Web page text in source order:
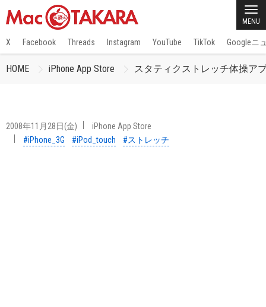
MENU
X Facebook Threads Instagram YouTube TikTok Googleニ
HOME iPhone App Store スタティクストレッチ体操ア
2008年11月28日(金)
iPhone App Store
#iPhone_3G
#iPod_touch #ストレッチ